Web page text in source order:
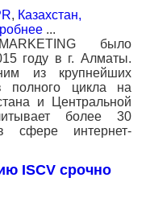
, Казахстан,
...
было
году в г. Алматы.
из крупнейших
полного цикла на
и Центральной
более 30
сфере интернет-
ISCV срочно